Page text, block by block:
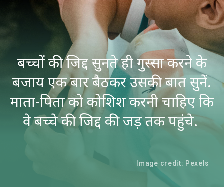
Image credit: Pexels
बच्चों की जिद्द सुनते ही गुस्सा करने के
बजाय एक बार बैठकर उसकी बात सुनें.
माता-पिता को कोशिश करनी चाहिए कि
वे बच्चे की जिद्द की जड़ तक पहुंचे.